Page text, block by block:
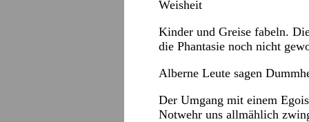
Weisheit
Kinder und Greise fabeln.
die Phantasie noch nicht
Alberne Leute sagen
Der Umgang mit einem
Notwehr uns allmählich